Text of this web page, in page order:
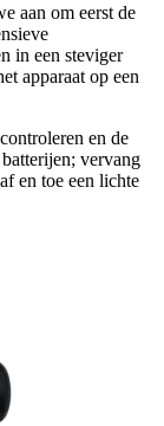
aan om eerst de
in een steviger
apparaat op een
en de
vervang
en toe een lichte